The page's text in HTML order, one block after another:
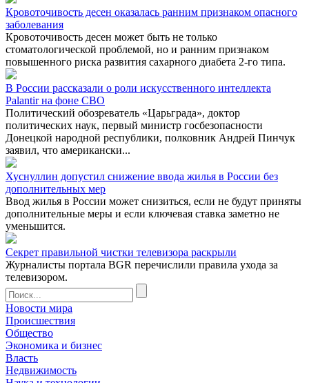
Кровоточивость десен оказалась ранним признаком опасного
заболевания
Кровоточивость десен может быть не только
стоматологической проблемой, но и ранним признаком
повышенного риска развития сахарного диабета 2-го типа.
В России рассказали о роли искусственного интеллекта
Palantir на фоне СВО
Политический обозреватель «Царьграда», доктор
политических наук, первый министр госбезопасности
Донецкой народной республики, полковник Андрей Пинчук
заявил, что американски...
Хуснуллин допустил снижение ввода жилья в России без
дополнительных мер
Ввод жилья в России может снизиться, если не будут приняты
дополнительные меры и если ключевая ставка заметно не
уменьшится.
Секрет правильной чистки телевизора раскрыли
Журналисты портала BGR перечислили правила ухода за
телевизором.
Новости мира
Происшествия
Общество
Экономика и бизнес
Власть
Недвижимость